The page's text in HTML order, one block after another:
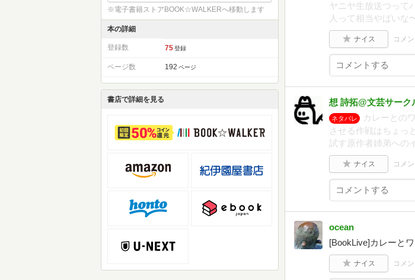
※電子書籍ストアBOOK☆WALKERへ移動します
本の詳細
登録数 75 登録
ページ数 192 ページ
書店で詳細を見る
ヤニヤ生放送つって
人って相当やばいな
ナイス コメ
想 詩拓@文芸サーク
ネタバレ
カレーとの
させる作戦はちょっ
試す原作者姉弟への
ナイス コメ
ocean
[BookLive]カレーと
ナイス コメ